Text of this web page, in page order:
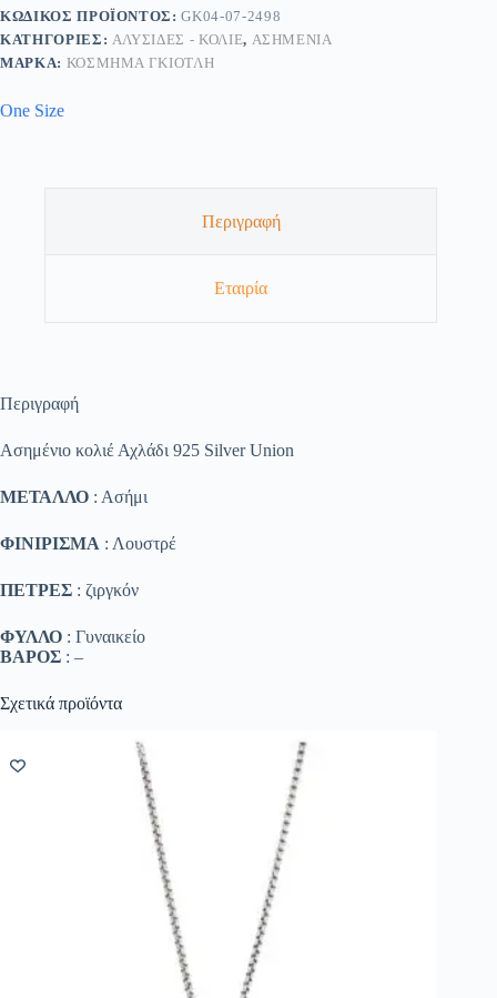
ΚΩΔΙΚΌΣ ΠΡΟΪΌΝΤΟΣ:GK04-07-2498
ΚΑΤΗΓΟΡΊΕΣ: ΑΛΥΣΊΔΕΣ - ΚΟΛΙΈ, ΑΣΗΜΈΝΙΑ
ΜΆΡΚΑ: ΚΟΣΜΗΜΑ ΓΚΙΟΤΛΗ
One Size
Περιγραφή
Εταιρία
Περιγραφή
Ασημένιο κολιέ Αχλάδι 925 Silver Union
ΜΕΤΑΛΛΟ : Ασήμι
ΦΙΝΙΡΙΣΜΑ : Λουστρέ
ΠΕΤΡΕΣ : ζιργκόν
ΦΥΛΛΟ : Γυναικείο
ΒΑΡΟΣ : –
Σχετικά προϊόντα